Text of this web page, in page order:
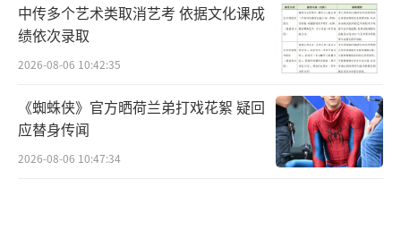
中传多个艺术类取消艺考 依据文化课成
绩依次录取
2026-08-06 10:42:35
《蜘蛛侠》官方晒荷兰弟打戏花絮 疑回
应替身传闻
2026-08-06 10:47:34